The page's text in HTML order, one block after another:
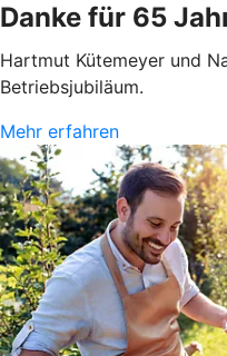
Danke für 65
Hartmut Kütemeyer und
Betriebsjubiläum.
Mehr erfahren